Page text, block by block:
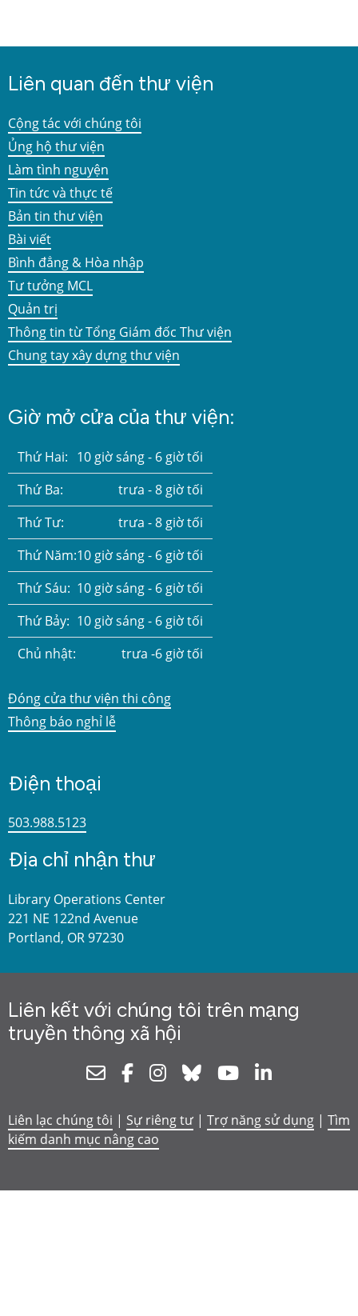
Liên quan đến thư viện
Cộng tác với chúng tôi
Ủng hộ thư viện
Làm tình nguyện
Tin tức và thực tế
Bản tin thư viện
Bài viết
Bình đẳng & Hòa nhập
Tư tưởng MCL
Quản trị
Thông tin từ Tổng Giám đốc Thư viện
Chung tay xây dựng thư viện
Giờ mở cửa của thư viện:
Thứ Hai: 10 giờ sáng - 6 giờ tối
Thứ Ba:
trưa - 8 giờ tối
Thứ Tư:
trưa - 8 giờ tối
Thứ Năm:10 giờ sáng - 6 giờ tối
Thứ Sáu: 10 giờ sáng - 6 giờ tối
Thứ Bảy: 10 giờ sáng - 6 giờ tối
Chủ nhật:
trưa -6 giờ tối
Đóng cửa thư viện thi công
Thông báo nghỉ lễ
Điện thoại
503.988.5123
Địa chỉ nhận thư
Library Operations Center
221 NE 122nd Avenue
Portland, OR 97230
Liên kết với chúng tôi trên mạng
truyền thông xã hội
NewsletterFacebookInstagram
Bluesky Youtube
Liên lạc chúng tôi | Sự riêng tư | Trợ năng sử dụng | Tìm
kiếm danh mục nâng cao